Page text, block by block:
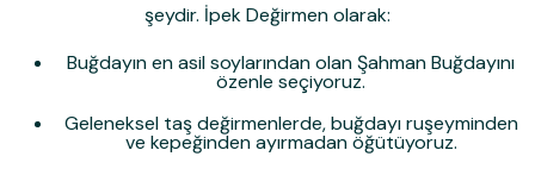
şeydir. İpek Değirmenolarak:
Buğdayın en asil soylarından olanŞahman Buğdayını
özenle seçiyoruz.
Geleneksel taş değirmenlerde, buğdayı ruşeyminden
ve kepeğinden ayırmadan öğütüyoruz.